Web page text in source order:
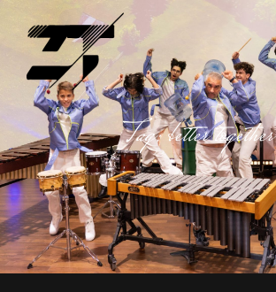
Tag:better together